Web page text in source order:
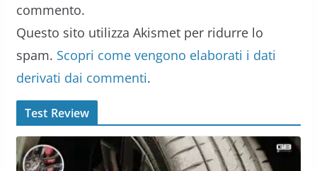
commento.
Questo sito utilizza Akismet per ridurre lo
spam. Scopri come vengono elaborati i dati
derivati dai commenti.
Test Review